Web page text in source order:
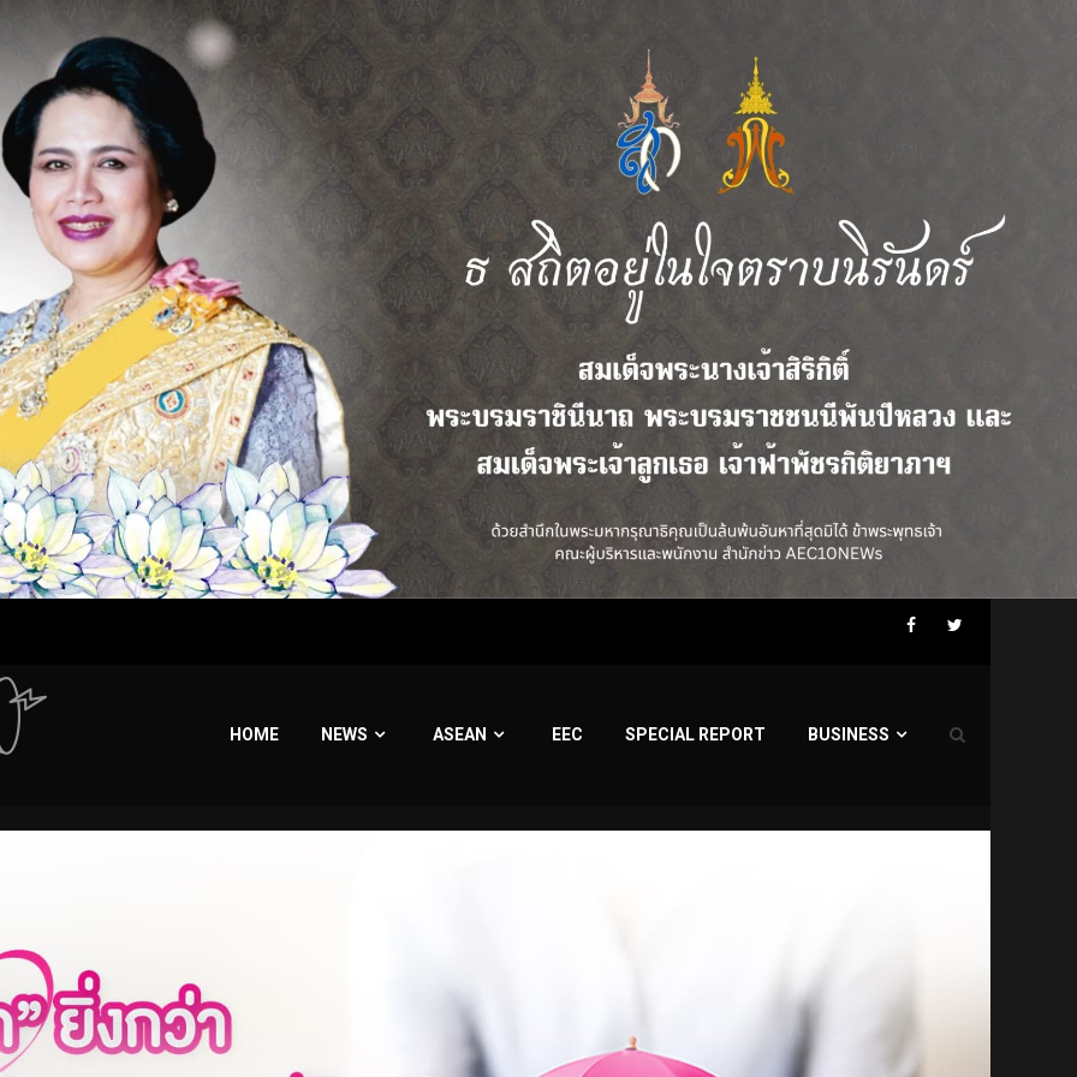
Facebook
Twitter
HOME NEWS ASEAN EEC SPECIAL REPORT BUSINESS